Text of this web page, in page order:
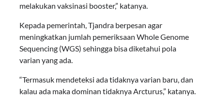
melakukan vaksinasi booster,” katanya.
Kepada pemerintah, Tjandra berpesan agar
meningkatkan jumlah pemeriksaan Whole Genome
Sequencing (WGS) sehingga bisa diketahui pola
varian yang ada.
“Termasuk mendeteksi ada tidaknya varian baru, dan
kalau ada maka dominan tidaknya Arcturus,” katanya.